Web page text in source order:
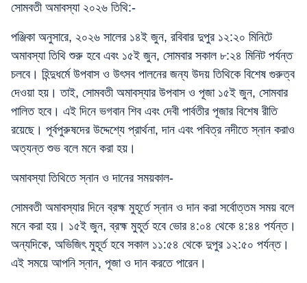
সোমবতী অমাবস্যা ২০২৬ তিথি:-
পঞ্জিকা অনুসারে, ২০২৬ সালের ১৪ই জুন, রবিবার দুপুর ১২:২০ মিনিটে
অমাবস্যা তিথি শুরু হবে এবং ১৫ই জুন, সোমবার সকাল ৮:২৪ মিনিট পর্যন্ত
চলবে। হিন্দুধর্মে উপবাস ও উৎসব পালনের জন্য উদয় তিথিকে বিশেষ গুরুত্ব
দেওয়া হয়। তাই, সোমবতী অমাবস্যার উপবাস ও পূজা ১৫ই জুন, সোমবার
পালিত হবে। এই দিনে ভগবান শিব এবং দেবী পার্বতীর পূজার বিশেষ রীতি
রয়েছে। পূর্বপুরুষদের উদ্দেশ্যে প্রার্থনা, দান এবং পবিত্র নদীতে স্নান করাও
অত্যন্ত শুভ বলে মনে করা হয়।
অমাবস্যা তিথিতে স্নান ও দানের সময়কাল-
সোমবতী অমাবস্যার দিনে ব্রহ্ম মুহূর্তে স্নান ও দান করা সর্বোত্তম সময় বলে
মনে করা হয়। ১৫ই জুন, ব্রহ্ম মুহূর্ত হবে ভোর ৪:০৪ থেকে ৪:৪৪ পর্যন্ত।
অন্যদিকে, অভিজিৎ মুহূর্ত হবে সকাল ১১:৫৪ থেকে দুপুর ১২:৫০ পর্যন্ত।
এই সময়ে আপনি স্নান, পূজা ও দান করতে পারেন।